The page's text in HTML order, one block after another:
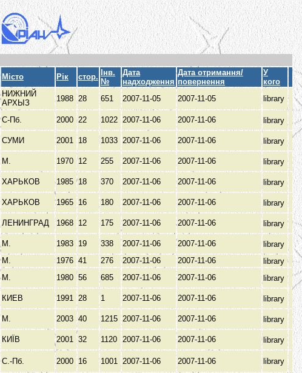
Місто Рік стор.
Інв.
№
Дата
надходження
Дата отримання/
повернення
У
кого
НИЖНИЙ
АРХЫЗ
1988 28 651 2007-11-05 2007-11-05 library
С-Пб. 2000 22 1022 2007-11-06 2007-11-06 library
СУМИ 2001 18 1033 2007-11-06 2007-11-06 library
М. 1970 12 255 2007-11-06 2007-11-06 library
ХАРЬКОВ 1985 18 370 2007-11-06 2007-11-06 library
ХАРЬКОВ 1965 16 180 2007-11-06 2007-11-06 library
ЛЕНИНГРАД 1968 12 175 2007-11-06 2007-11-06 library
М. 1983 19 338 2007-11-06 2007-11-06
library
М. 1976 41 276 2007-11-06 2007-11-06
library
М. 1980 56 685 2007-11-06 2007-11-06 library
КИЕВ 1991 28 1 2007-11-06 2007-11-06 library
М. 2003 40 1215 2007-11-06 2007-11-06 library
КИЇВ 2001 32 1120 2007-11-06 2007-11-06 library
С.-Пб. 2000 16 1001 2007-11-06 2007-11-06 library